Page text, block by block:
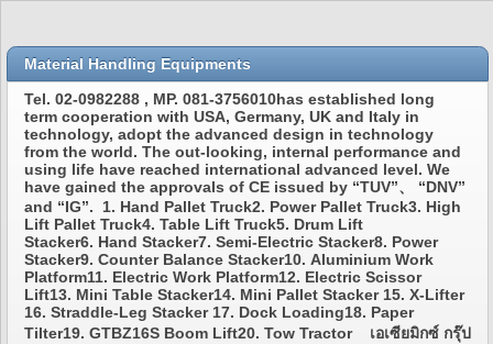
Material Handling Equipments
Tel. 02-0982288 , MP. 081-3756010has established long
term cooperation with USA, Germany, UK and Italy in
technology, adopt the advanced design in technology
from the world. The out-looking, internal performance and
using life have reached international advanced level. We
have gained the approvals of CE issued by “TUV”、 “DNV”
and “IG”. 1. Hand Pallet Truck2. Power Pallet Truck3. High
Lift Pallet Truck4. Table Lift Truck5. Drum Lift
Stacker6. Hand Stacker7. Semi-Electric Stacker8. Power
Stacker9. Counter Balance Stacker10. Aluminium Work
Platform11. Electric Work Platform12. Electric Scissor
Lift13. Mini Table Stacker14. Mini Pallet Stacker 15. X-Lifter
16. Straddle-Leg Stacker 17. Dock Loading18. Paper
Tilter19. GTBZ16S Boom Lift20. Tow Tractor เอเซียมิกซ์ กรุ๊ป